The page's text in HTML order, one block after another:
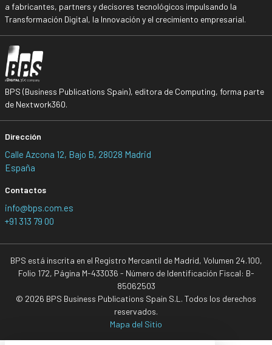
a fabricantes, partners y decisores tecnológicos impulsando la
Transformación Digital, la Innovación y el crecimiento empresarial.
BPS (Business Publications Spain), editora de Computing, forma parte
de Nextwork360.
Dirección
Calle Azcona 12, Bajo B, 28028 Madrid
España
Contactos
info@bps.com.es
+91 313 79 00
BPS está inscrita en el Registro Mercantil de Madrid, Volumen 24.100,
Folio 172, Página M-433036 - Número de Identificación Fiscal: B-
85062503
© 2026 BPS Business Publications Spain S.L. Todos los derechos
reservados.
Mapa del Sitio